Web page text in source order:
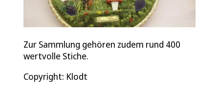
Zur Sammlung gehören zudem rund 400
wertvolle Stiche.
Copyright: Klodt